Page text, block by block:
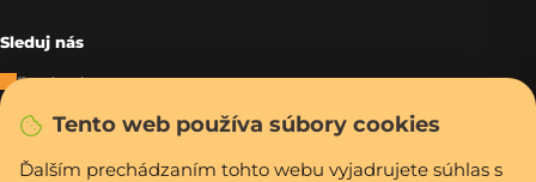
Tento web používa súbory cookies
Ďalším prechádzaním tohto webu vyjadrujete súhlas s
Sleduj nás
Facebook
Instagram
Tiktok